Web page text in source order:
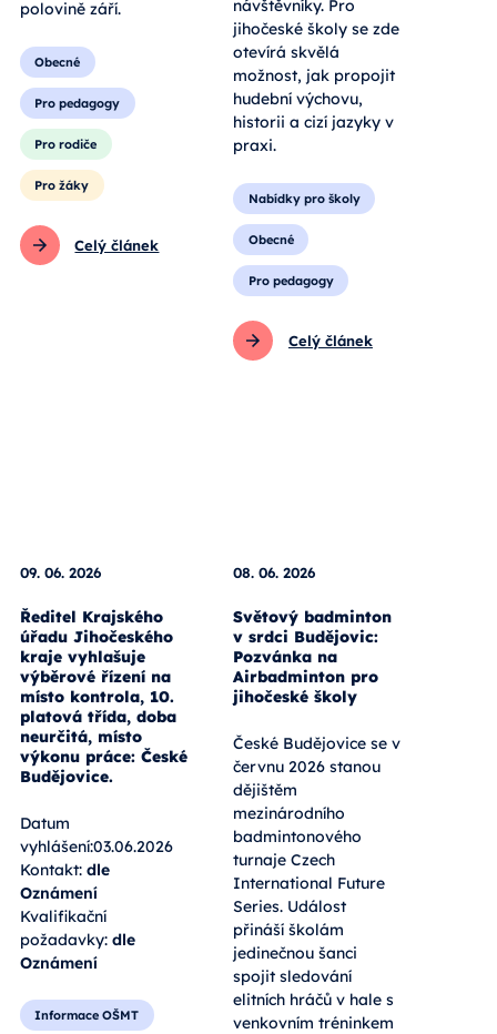
polovině září.
Obecné
Pro pedagogy
Pro rodiče
Pro žáky
Celý článek
návštěvníky. Pro
jihočeské školy se zde
otevírá skvělá
možnost, jak propojit
hudební výchovu,
historii a cizí jazyky v
praxi.
Nabídky pro školy
Obecné
Pro pedagogy
Celý článek
09. 06. 2026
Ředitel Krajského
úřadu Jihočeského
kraje vyhlašuje
výběrové řízení na
místo kontrola, 10.
platová třída, doba
neurčitá, místo
výkonu práce: České
Budějovice.
Datum
vyhlášení:03.06.2026
Kontakt: dle
Oznámení
Kvalifikační
požadavky: dle
Oznámení
Informace OŠMT
08. 06. 2026
Světový badminton
v srdci Budějovic:
Pozvánka na
Airbadminton pro
jihočeské školy
České Budějovice se v
červnu 2026 stanou
dějištěm
mezinárodního
badmintonového
turnaje Czech
International Future
Series. Událost
přináší školám
jedinečnou šanci
spojit sledování
elitních hráčů v hale s
venkovním tréninkem